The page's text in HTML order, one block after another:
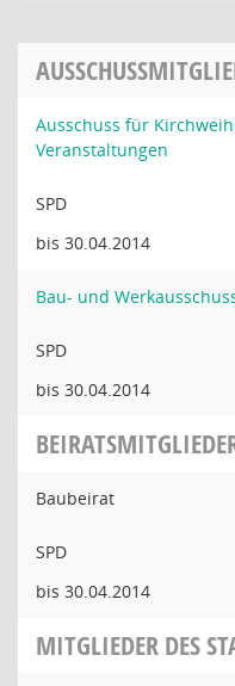
Ausschuss für
Veranstaltungen
SPD
bis 30.04.2014
Bau- und
SPD
bis 30.04.2014
Baubeirat
SPD
bis 30.04.2014
MITGLIEDER DES